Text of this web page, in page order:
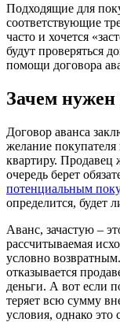
Подходящие для
соответствующие
часто и хочется
будут проверяться
помощи договора
Зачем нужен
Договор аванса
желание
квартиру. Продавец
очередь берет
потенциальным
определится, будет
Аванс, зачастую –
рассчитываемая
условно
отказывается
деньги. А вот если
теряет всю сумму
условия, однако это